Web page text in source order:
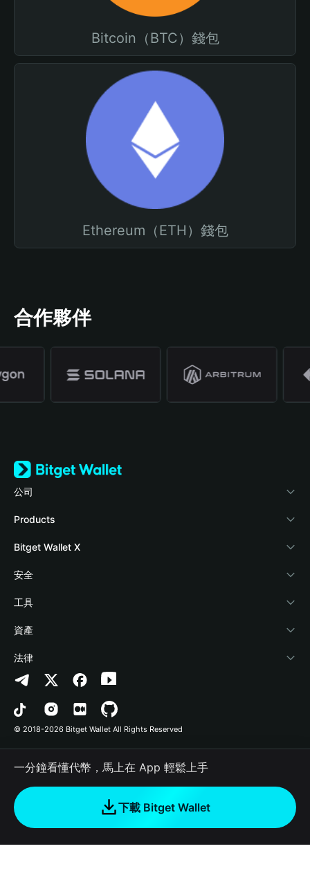
Bitcoin（BTC）錢包
Ethereum（ETH）錢包
合作夥伴
公司
關於 Bitget Wallet
部落格
學院
加密資訊
幫助中心
‌聯繫我們
品牌資源
工作機會
Products
Crypto Card
Stablecoin Earn
Payfi Crypto
Crypto Swap API
Altcoin Season Index
Prediction Markets
DApp
RWA
如何購買加密貨幣
Bitget Wallet X
開發者文件
連接錢包
Bitget Wallet Pay
合作上架
安全
風險保障基金
安全防護技術
工具
快捷買幣
授權檢測
合約檢測
批次轉帳
資產
Arbitrum
Avalanche
Bitcoin
Polygon
法律
隱私協議
用戶使用協議
© 2018-2026 Bitget Wallet All Rights Reserved
一分鐘看懂代幣，馬上在 App 輕鬆上手
下載 Bitget Wallet